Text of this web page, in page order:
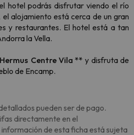
hotel podrás disfrutar viendo el río
alojamiento está cerca de un gran
y restaurantes. El hotel está a tan
la Vella.
Centre Vila ** y disfruta de
de Encamp.
pueden ser de pago.
directamente en el
de esta ficha está sujeta